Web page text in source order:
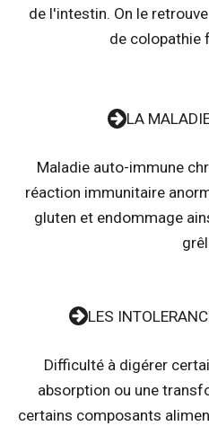
de l'intestin. On le
de colopathie
LA
Maladie auto-immune
réaction immunitaire
gluten et endommage
LES
Difficulté à digérer
absorption ou une
certains composants